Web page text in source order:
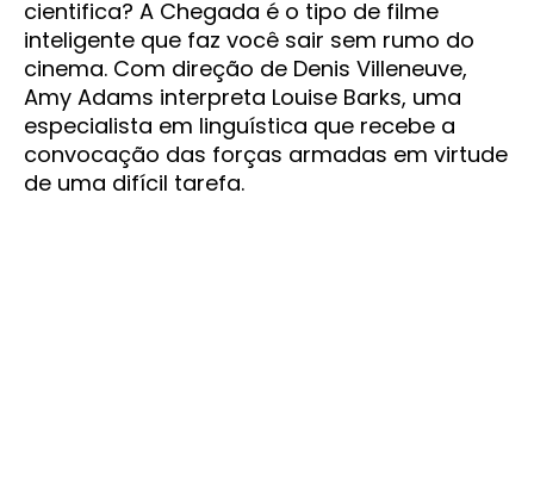
cientifica? A Chegada é o tipo de filme
inteligente que faz você sair sem rumo do
cinema. Com direção de Denis Villeneuve,
Amy Adams interpreta Louise Barks, uma
especialista em linguística que recebe a
convocação das forças armadas em virtude
de uma difícil tarefa.